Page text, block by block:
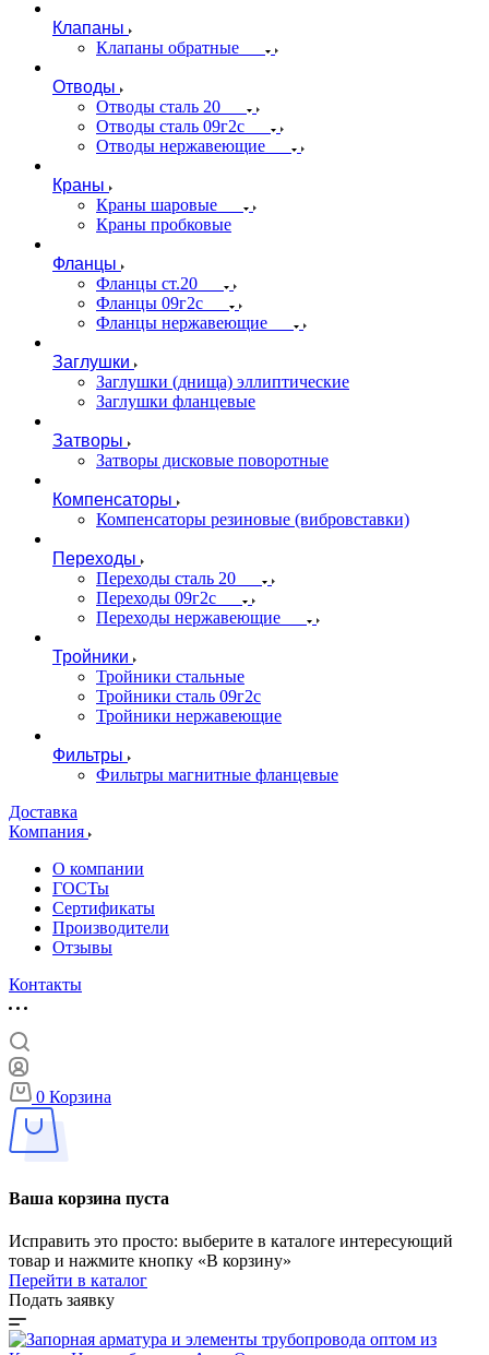
Клапаны
Клапаны обратные
Отводы
Отводы сталь 20
Отводы сталь 09г2с
Отводы нержавеющие
Краны
Краны шаровые
Краны пробковые
Фланцы
Фланцы ст.20
Фланцы 09г2с
Фланцы нержавеющие
Заглушки
Заглушки (днища) эллиптические
Заглушки фланцевые
Затворы
Затворы дисковые поворотные
Компенсаторы
Компенсаторы резиновые (вибровставки)
Переходы
Переходы сталь 20
Переходы 09г2с
Переходы нержавеющие
Тройники
Тройники стальные
Тройники сталь 09г2с
Тройники нержавеющие
Фильтры
Фильтры магнитные фланцевые
Доставка
Компания
О компании
ГОСТы
Сертификаты
Производители
Отзывы
Контакты
0 Корзина
Ваша корзина пуста
Исправить это просто: выберите в каталоге интересующий
товар и нажмите кнопку «В корзину»
Перейти в каталог
Подать заявку